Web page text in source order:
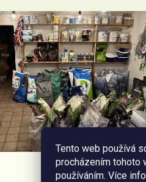
Tento web používá
procházením tohoto
používáním. Více